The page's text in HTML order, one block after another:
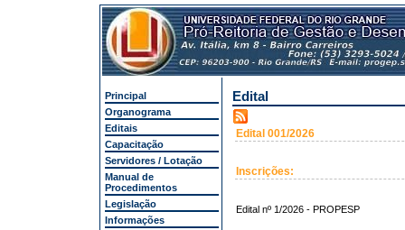
Principal
Organograma
Editais
Capacitação
Servidores / Lotação
Manual de
Procedimentos
Legislação
Informações
Edital
Edital 001/2026
Inscrições:
Edital nº 1/2026 - PROPESP